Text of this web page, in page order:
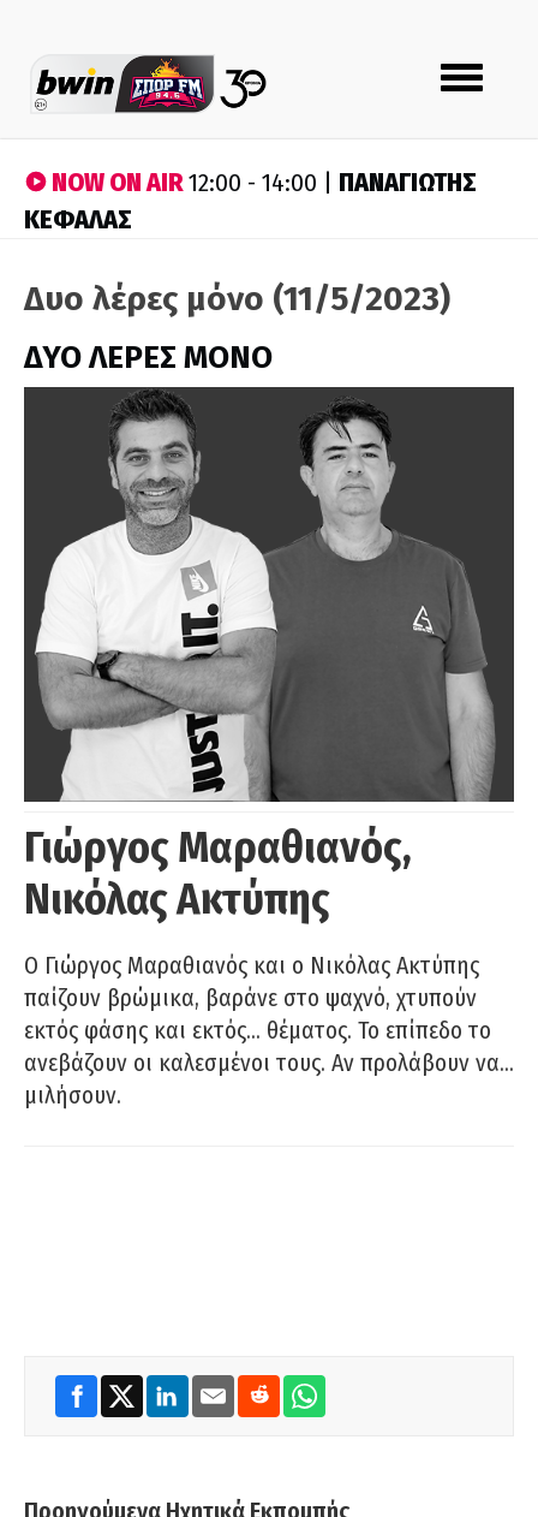
Toggle
navigation
NOW ON AIR12:00 - 14:00 | ΠΑΝΑΓΙΩΤΗΣ
ΚΕΦΑΛΑΣ
Δυο λέρες μόνο (11/5/2023)
ΔΥΟ ΛΕΡΕΣ ΜΟΝΟ
Γιώργος Μαραθιανός,
Νικόλας Ακτύπης
Ο Γιώργος Μαραθιανός και ο Νικόλας Ακτύπης
παίζουν βρώμικα, βαράνε στο ψαχνό, χτυπούν
εκτός φάσης και εκτός… θέματος. Το επίπεδο το
ανεβάζουν οι καλεσμένοι τους. Αν προλάβουν να…
μιλήσουν.
Προηγούμενα Ηχητικά Εκπομπής